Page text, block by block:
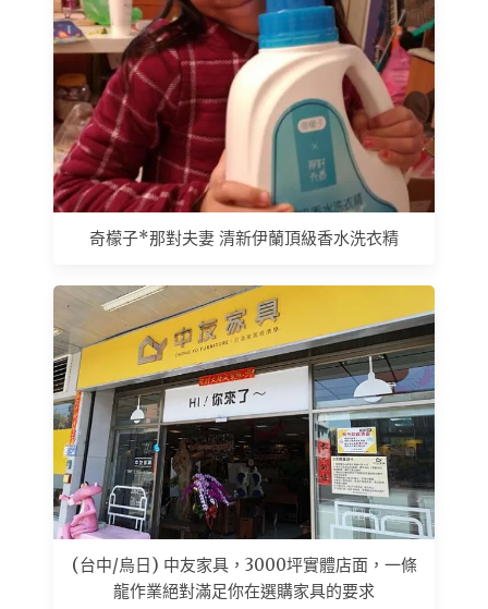
奇檬子*那對夫妻 清新伊蘭頂級香水洗衣精
(台中/烏日) 中友家具，3000坪實體店面，一條
龍作業絕對滿足你在選購家具的要求